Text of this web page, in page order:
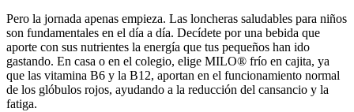
Pero la jornada apenas empieza. Las loncheras saludables para niños
son fundamentales en el día a día. Decídete por una bebida que
aporte con sus nutrientes la energía que tus pequeños han ido
gastando. En casa o en el colegio, elige MILO® frío en cajita, ya
que las vitamina B6 y la B12, aportan en el funcionamiento normal
de los glóbulos rojos, ayudando a la reducción del cansancio y la
fatiga.